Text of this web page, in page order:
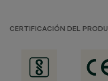
CERTIFICACIÓN DEL